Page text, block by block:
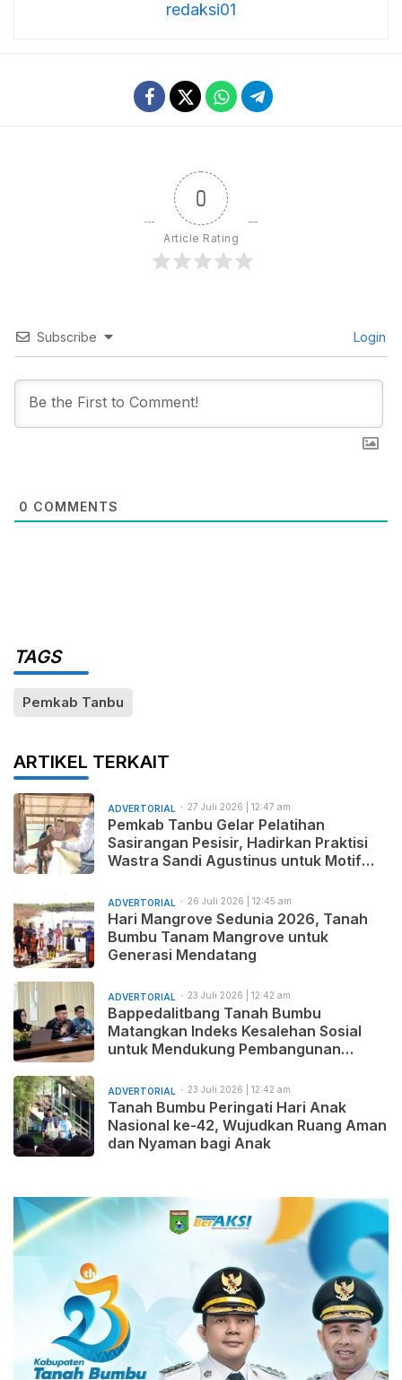
redaksi01
0
Article Rating
Subscribe Login
0 COMMENTS
TAGS
Pemkab Tanbu
ARTIKEL TERKAIT
ADVERTORIAL 27 Juli 2026 | 12:47 am
Pemkab Tanbu Gelar Pelatihan
Sasirangan Pesisir, Hadirkan Praktisi
Wastra Sandi Agustinus untuk Motif
ADVERTORIAL 26 Juli 2026 | 12:45 am
Hari Mangrove Sedunia 2026, Tanah
Bumbu Tanam Mangrove untuk
Generasi Mendatang
ADVERTORIAL 23 Juli 2026 | 12:42 am
Bappedalitbang Tanah Bumbu
Matangkan Indeks Kesalehan Sosial
untuk Mendukung Pembangunan
Beradab
ADVERTORIAL 23 Juli 2026 | 12:42 am
Tanah Bumbu Peringati Hari Anak
Nasional ke-42, Wujudkan Ruang Aman
dan Nyaman bagi Anak